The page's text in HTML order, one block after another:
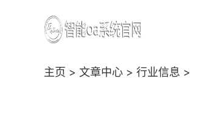
主页 > 文章中心 > 行业信息 >